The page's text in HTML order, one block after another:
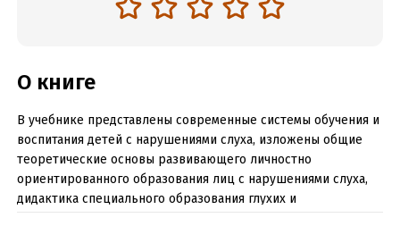
О книге
В учебнике представлены современные системы обучения и
воспитания детей с нарушениями слуха, изложены общие
теоретические основы развивающего личностно
ориентированного образования лиц с нарушениями слуха,
дидактика специального образования глухих и